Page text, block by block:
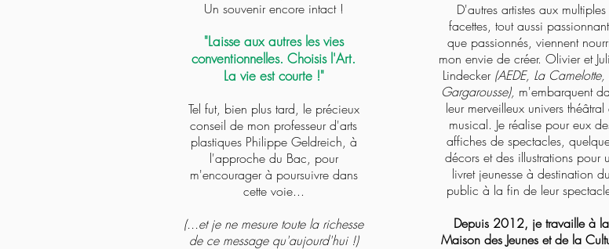
Un souvenir encore intact !
"Laisse aux autres les vies
conventionnelles. Choisis l'Art.
La vie est courte !"
Tel fut, bien plus tard, le précieux
conseil de mon professeur d'arts
plastiques Philippe Geldreich, à
l'approche du Bac, pour
m'encourager à poursuivre dans
cette voie...
(...et je ne mesure toute la richesse
de ce message qu'aujourd'hui !)
D'autres artistes aux multiples
facettes, tout aussi
que passionnés, viennent
mon envie de créer. Olivier et
Lindecker(AEDE, La Camelotte,
Gargarousse), m'embarquent
leur merveilleux univers théâtral
musical. Je réalise pour eux
affiches de spectacles,
décors et des illustrations pour
livret jeunesse à destination du
public à la fin de leur
Depuis 2012, je travaille à la
Maison des Jeunes et de la